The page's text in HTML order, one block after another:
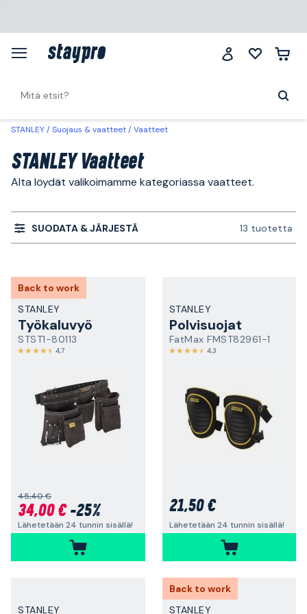
STANLEY Suojaus & vaatteet Vaatteet
STANLEY Vaatteet
Alta löydät valikoimamme kategoriassa vaatteet.
SUODATA & JÄRJESTÄ 13 tuotetta
Back to work
STANLEY
Työkaluvyö
STST1-80113
4,7
45,40 €
34,00 €-25%
Lähetetään 24 tunnin sisällä!
STANLEY
Polvisuojat
FatMax FMST82961-1
4,3
21,50 €
Lähetetään 24 tunnin sisällä!
STANLEY
Back to work
STANLEY